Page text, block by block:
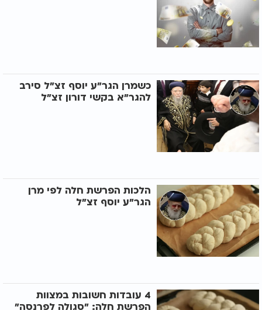
כשמרן הגר"ע יוסף זצ"ל סירב
להגר"א בקשי דורון זצ"ל
הלכות הפרשת חלה לפי מרן
הגר"ע יוסף זצ"ל
4 עובדות חשובות במצוות
הפרשת חלה: "סגולה לפרנסה"